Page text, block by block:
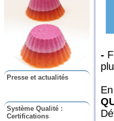
Presse et actualités
Système Qualité :
Certifications
-